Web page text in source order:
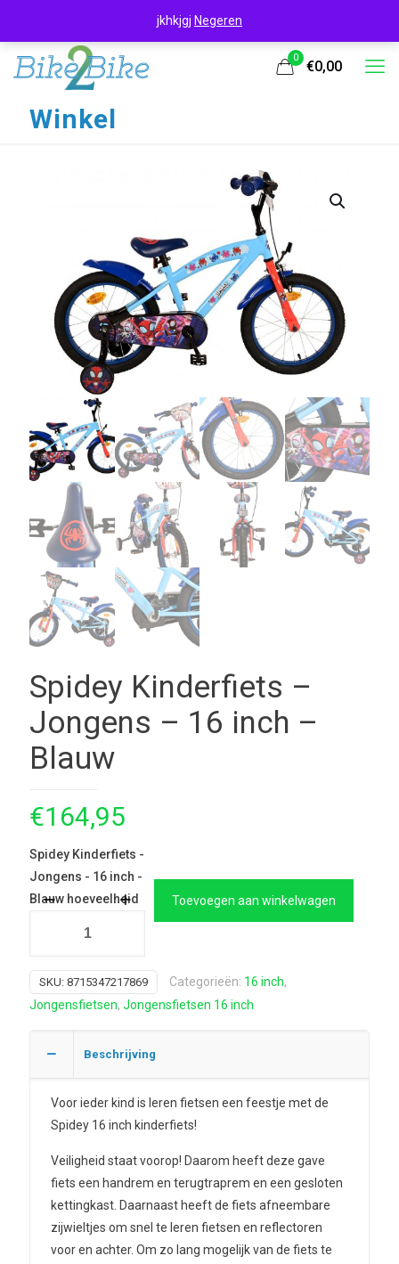
0
€0,00
Winkel
Spidey Kinderfiets –
Jongens – 16 inch –
Blauw
€164,95
Spidey Kinderfiets -
Jongens - 16 inch -
Blauw hoeveelheid
Toevoegen aan winkelwagen
SKU: 8715347217869 Categorieën: 16 inch,
Jongensfietsen, Jongensfietsen 16 inch
Beschrijving
Voor ieder kind is leren fietsen een feestje met de
Spidey 16 inch kinderfiets!
Veiligheid staat voorop! Daarom heeft deze gave
fiets een handrem en terugtraprem en een gesloten
kettingkast. Daarnaast heeft de fiets afneembare
zijwieltjes om snel te leren fietsen en reflectoren
voor en achter. Om zo lang mogelijk van de fiets te
jkhkjgj Negeren